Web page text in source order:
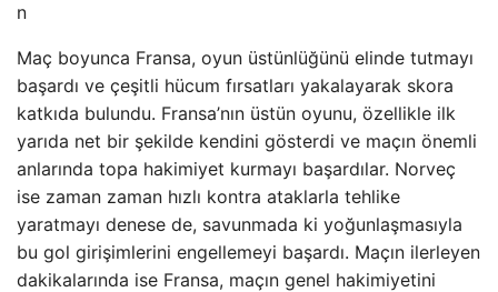
n
Maç boyunca Fransa, oyun üstünlüğünü elinde tutmayı
başardı ve çeşitli hücum fırsatları yakalayarak skora
katkıda bulundu. Fransa’nın üstün oyunu, özellikle ilk
yarıda net bir şekilde kendini gösterdi ve maçın önemli
anlarında topa hakimiyet kurmayı başardılar. Norveç
ise zaman zaman hızlı kontra ataklarla tehlike
yaratmayı denese de, savunmada ki yoğunlaşmasıyla
bu gol girişimlerini engellemeyi başardı. Maçın ilerleyen
dakikalarında ise Fransa, maçın genel hakimiyetini